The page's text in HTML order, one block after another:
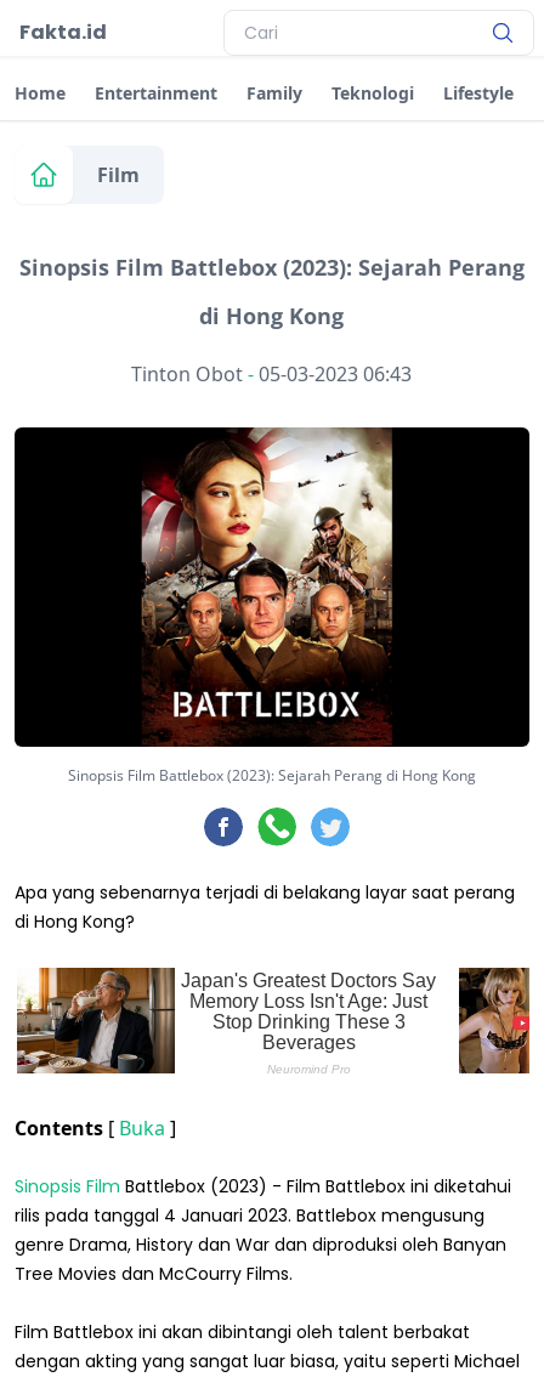
Fakta.id
Home Entertainment Family Teknologi Lifestyle
Film
Sinopsis Film Battlebox (2023): Sejarah Perang
di Hong Kong
Tinton Obot-05-03-2023 06:43
Sinopsis Film Battlebox (2023): Sejarah Perang di Hong Kong
Apa yang sebenarnya terjadi di belakang layar saat perang
di Hong Kong?
Contents [ Buka ]
Sinopsis Film Battlebox (2023) - Film Battlebox ini diketahui
rilis pada tanggal 4 Januari 2023. Battlebox mengusung
genre Drama, History dan War dan diproduksi oleh Banyan
Tree Movies dan McCourry Films.
Film Battlebox ini akan dibintangi oleh talent berbakat
dengan akting yang sangat luar biasa, yaitu seperti Michael